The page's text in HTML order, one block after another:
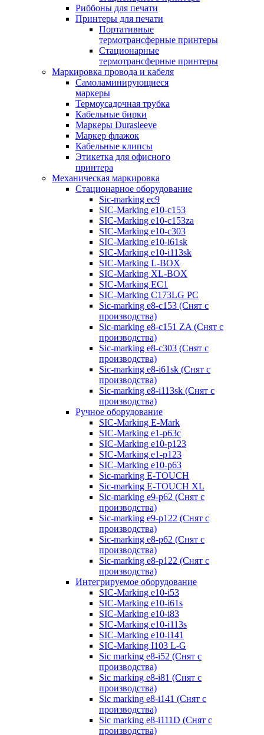
Риббоны для печати
Принтеры для печати
Портативные
термотрансферные принтеры
Стационарные
термотрансферные принтеры
Маркировка провода и кабеля
Самоламинирующиеся
маркеры
Термоусадочная трубка
Кабельные бирки
Маркеры Durasleeve
Маркер флажок
Кабельные клипсы
Этикетка для офисного
принтера
Механическая маркировка
Стационарное оборудование
Sic-marking ec9
SIC-Marking e10-c153
SIC-Marking e10-c153za
SIC-Marking e10-c303
SIC-Marking e10-i61sk
SIC-Marking e10-i113sk
SIC-Marking L-BOX
SIC-Marking XL-BOX
SIC-Marking EC1
SIC-Marking C173LG PC
Sic-marking e8-c153 (Снят с
производства)
Sic-marking e8-c151 ZA (Снят с
производства)
Sic-marking e8-c303 (Снят с
производства)
Sic-marking e8-i61sk (Снят с
производства)
Sic-marking e8-i113sk (Снят с
производства)
Ручное оборудование
SIC-Marking E-Mark
SIC-Marking e1-p63с
SIC-Marking e10-p123
SIC-Marking e1-p123
SIC-Marking e10-p63
Sic-marking E-TOUCH
Sic-marking E-TOUCH XL
Sic-marking e9-p62 (Снят с
производства)
Sic-marking e9-p122 (Снят с
производства)
Sic-marking e8-p62 (Снят с
производства)
Sic-marking e8-p122 (Снят с
производства)
Интегрируемое оборудование
SIC-Marking e10-i53
SIC-Marking e10-i61s
SIC-Marking e10-i83
SIC-Marking e10-i113s
SIC-Marking e10-i141
SIC-Marking I103 L-G
Sic marking e8-i52 (Снят с
производства)
Sic marking e8-i81 (Снят с
производства)
Sic marking e8-i141 (Снят с
производства)
Sic marking e8-i111D (Снят с
производства)